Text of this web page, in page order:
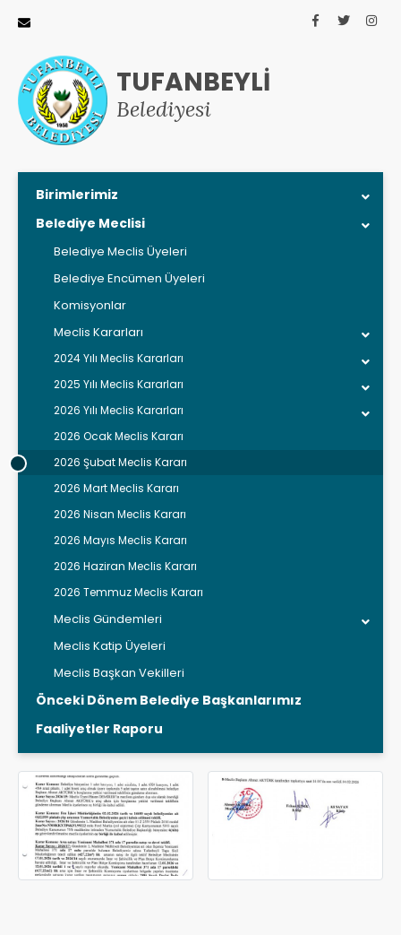
TUFANBEYLİ
Belediyesi
Birimlerimiz
Belediye Meclisi
Belediye Meclis Üyeleri
Belediye Encümen Üyeleri
Komisyonlar
Meclis Kararları
2024 Yılı Meclis Kararları
2025 Yılı Meclis Kararları
2026 Yılı Meclis Kararları
2026 Ocak Meclis Kararı
2026 Şubat Meclis Kararı
2026 Mart Meclis Kararı
2026 Nisan Meclis Kararı
2026 Mayıs Meclis Kararı
2026 Haziran Meclis Kararı
2026 Temmuz Meclis Kararı
Meclis Gündemleri
Meclis Katip Üyeleri
Meclis Başkan Vekilleri
Önceki Dönem Belediye Başkanlarımız
Faaliyetler Raporu